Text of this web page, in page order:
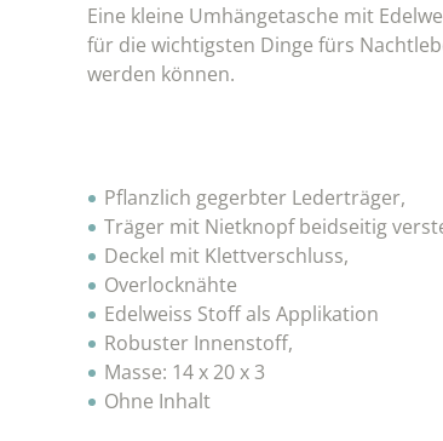
Eine kleine Umhängetasche mit
für die wichtigsten Dinge fürs
werden können.
Pflanzlich gegerbter Lederträger,
Träger mit Nietknopf beidseitig
Deckel mit Klettverschluss,
Overlocknähte
Edelweiss Stoff als Applikation
Robuster Innenstoff,
Masse: 14 x 20 x 3
Ohne Inhalt